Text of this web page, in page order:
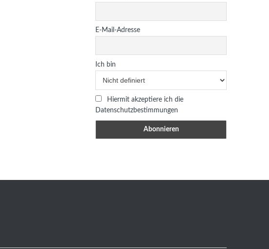
E-Mail-Adresse
Ich bin
Hiermit akzeptiere ich die
Datenschutzbestimmungen